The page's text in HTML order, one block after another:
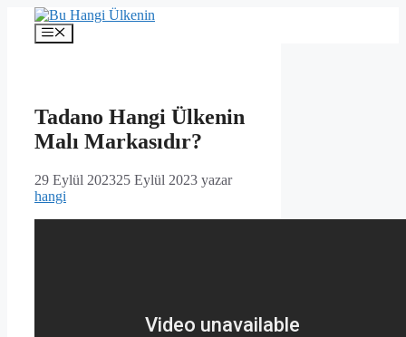
İçeriğe
Menü
Tadano Hangi Ülkenin
Malı Markasıdır?
29 Eylül 202325 Eylül 2023 yazar
hangi